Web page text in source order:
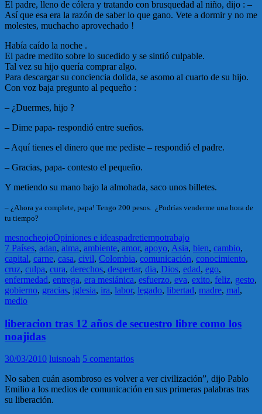
El padre, lleno de cólera y tratando con brusquedad al niño, dijo : –
Así que esa era la razón de saber lo que gano. Vete a dormir y no me
molestes, muchacho aprovechado !
Había caído la noche .
El padre medito sobre lo sucedido y se sintió culpable.
Tal vez su hijo quería comprar algo.
Para descargar su conciencia dolida, se asomo al cuarto de su hijo.
Con voz baja pregunto al pequeño :
– ¿Duermes, hijo ?
– Dime papa- respondió entre sueños.
– Aquí tienes el dinero que me pediste – respondió el padre.
– Gracias, papa- contesto el pequeño.
Y metiendo su mano bajo la almohada, saco unos billetes.
– ¿Ahora ya complete, papa! Tengo 200 pesos. ¿Podrías venderme una hora de
tu tiempo?
mesnocheojoOpiniones e ideaspadretiempotrabajo
7 Países, adan, alma, ambiente, amor, apoyo, Asia, bien, cambio,
capital, carne, casa, civil, Colombia, comunicación, conocimiento,
cruz, culpa, cura, derechos, despertar, dia, Dios, edad, ego,
enfermedad, entrega, era mesiánica, esfuerzo, eva, exito, feliz, gesto,
gobierno, gracias, iglesia, ira, labor, legado, libertad, madre, mal,
medio
liberacion tras 12 años de secuestro libre como los
noajidas
30/03/2010 luisnoah 5 comentarios
No saben cuán asombroso es volver a ver civilización”, dijo Pablo
Emilio a los medios de comunicación en sus primeras palabras tras
su liberación.